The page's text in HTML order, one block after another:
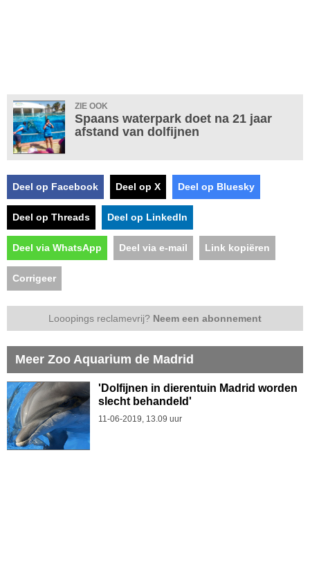
ZIE OOK
Spaans waterpark doet na 21 jaar
afstand van dolfijnen
Deel op Facebook Deel op X Deel op Bluesky
Deel op Threads Deel op LinkedIn
Deel via WhatsApp Deel via e-mail Link kopiëren
Corrigeer
Looopings reclamevrij? Neem een abonnement
Meer Zoo Aquarium de Madrid
'Dolfijnen in dierentuin Madrid worden
slecht behandeld'
11-06-2019, 13.09 uur